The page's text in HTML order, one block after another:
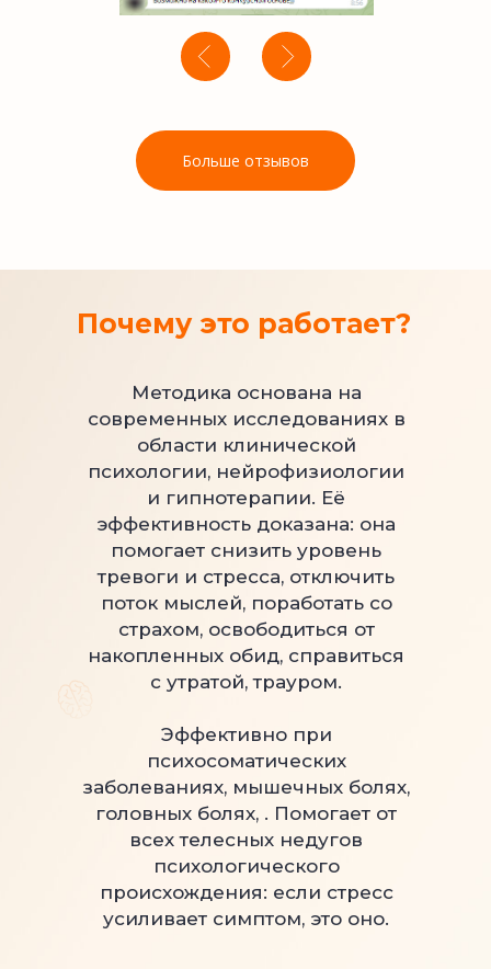
Больше отзывов
Методика основана на
современных исследованиях в
области клинической
психологии, нейрофизиологии
и гипнотерапии. Её
эффективность доказана: она
помогает снизить уровень
тревоги и стресса, отключить
поток мыслей, поработать со
страхом, освободиться от
накопленных обид, справиться
с утратой, трауром.
Эффективно при
психосоматических
заболеваниях, мышечных болях,
головных болях, . Помогает от
всех телесных недугов
психологического
происхождения: если стресс
усиливает симптом, это оно.
Почему это работает?